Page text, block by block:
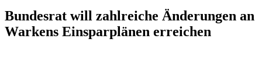
Bundesrat will zahlreiche Änderungen an
Warkens Einsparplänen erreichen